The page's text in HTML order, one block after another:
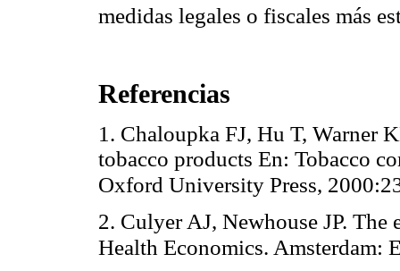
medidas legales o fiscales más
Referencias
1. Chaloupka FJ, Hu T, Warner
tobacco products En: Tobacco
Oxford University Press,
2. Culyer AJ, Newhouse JP.
Health Economics. Amsterdam: